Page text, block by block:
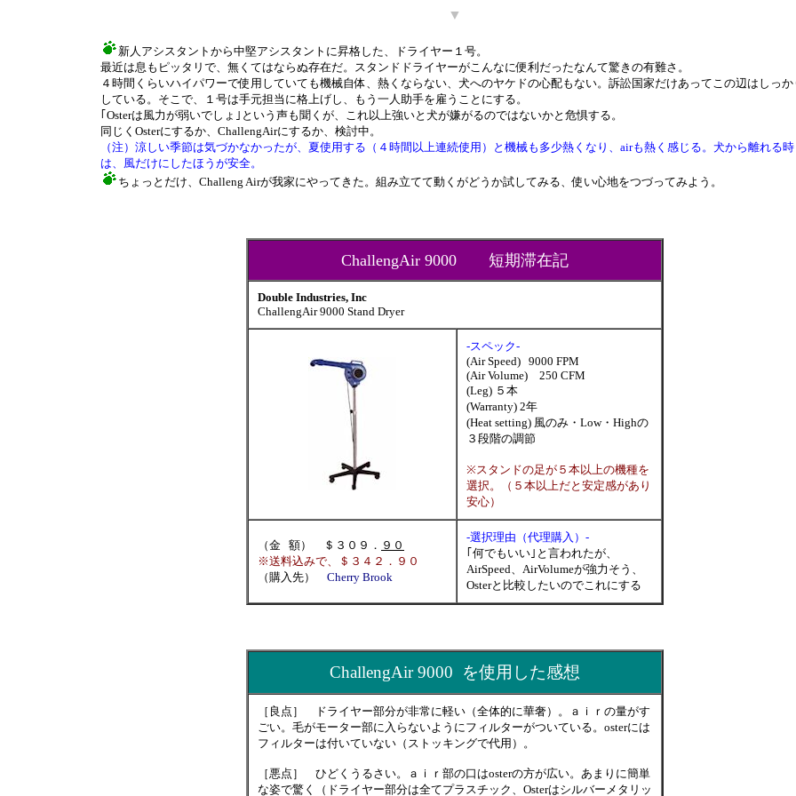
▼
新人アシスタントから中堅アシスタントに昇格した、ドライヤー１号。
最近は息もピッタリで、無くてはならぬ存在だ。スタンドドライヤーがこんなに便利だったなんて驚きの有難さ。
４時間くらいハイパワーで使用していても機械自体、熱くならない、犬へのヤケドの心配もない。訴訟国家だけあってこの辺はしっか
している。そこで、１号は手元担当に格上げし、もう一人助手を雇うことにする。
｢Osterは風力が弱いでしょ｣という声も聞くが、これ以上強いと犬が嫌がるのではないかと危惧する。
同じくOsterにするか、ChallengAirにするか、検討中。
（注）涼しい季節は気づかなかったが、夏使用する（４時間以上連続使用）と機械も多少熱くなり、airも熱く感じる。犬から離れる時
は、風だけにしたほうが安全。
ちょっとだけ、Challeng Airが我家にやってきた。組み立てて動くがどうか試してみる、使い心地をつづってみよう。
ChallengAir 9000 短期滞在記
Double Industries, Inc
ChallengAir 9000 Stand Dryer
-スペック-
(Air Speed) 9000 FPM
(Air Volume) 250 CFM
(Leg) ５本
(Warranty) 2年
(Heat setting) 風のみ・Low・Highの
３段階の調節
※スタンドの足が５本以上の機種を
選択。（５本以上だと安定感があり
安心）
（金 額） ＄３０９． ９０
※送料込みで、＄３４２．９０
（購入先） Cherry Brook
-選択理由（代理購入）-
｢何でもいい｣と言われたが、
AirSpeed、AirVolumeが強力そう、
Osterと比較したいのでこれにする
ChallengAir 9000 を使用した感想
［良点］ ドライヤー部分が非常に軽い（全体的に華奢）。ａｉｒの量がす
ごい。毛がモーター部に入らないようにフィルターがついている。osterには
フィルターは付いていない（ストッキングで代用）。
［悪点］ ひどくうるさい。ａｉｒ部の口はosterの方が広い。あまりに簡単
な姿で驚く（ドライヤー部分は全てプラスチック、Osterはシルバーメタリッ